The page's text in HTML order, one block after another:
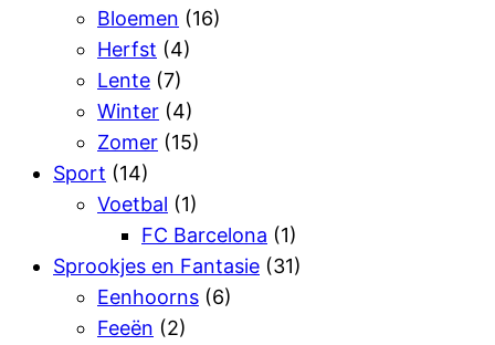
Bloemen (16)
Herfst (4)
Lente (7)
Winter (4)
Zomer (15)
Sport (14)
Voetbal (1)
FC Barcelona (1)
Sprookjes en Fantasie (31)
Eenhoorns (6)
Feeën (2)